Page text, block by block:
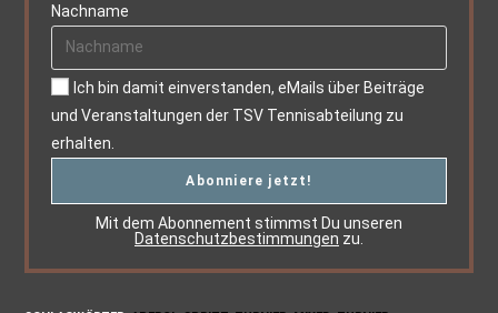
Nachname
Ich bin damit einverstanden, eMails über Beiträge
und Veranstaltungen der TSV Tennisabteilung zu
erhalten.
Mit dem Abonnement stimmst Du unseren
Datenschutzbestimmungen zu.